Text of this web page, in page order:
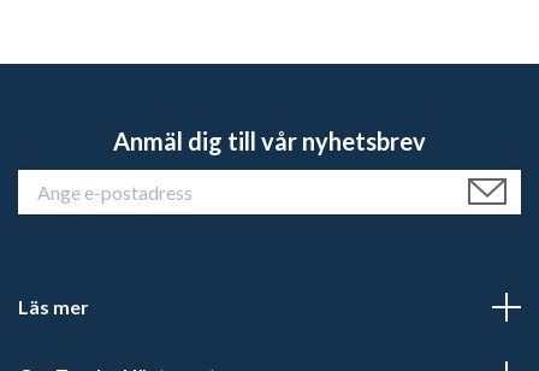
Anmäl dig till vår nyhetsbrev
Läs mer